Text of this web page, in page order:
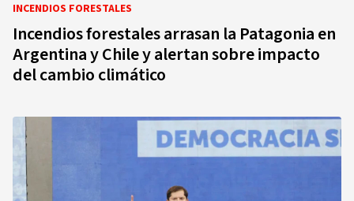
INCENDIOS FORESTALES
Incendios forestales arrasan la Patagonia en
Argentina y Chile y alertan sobre impacto
del cambio climático